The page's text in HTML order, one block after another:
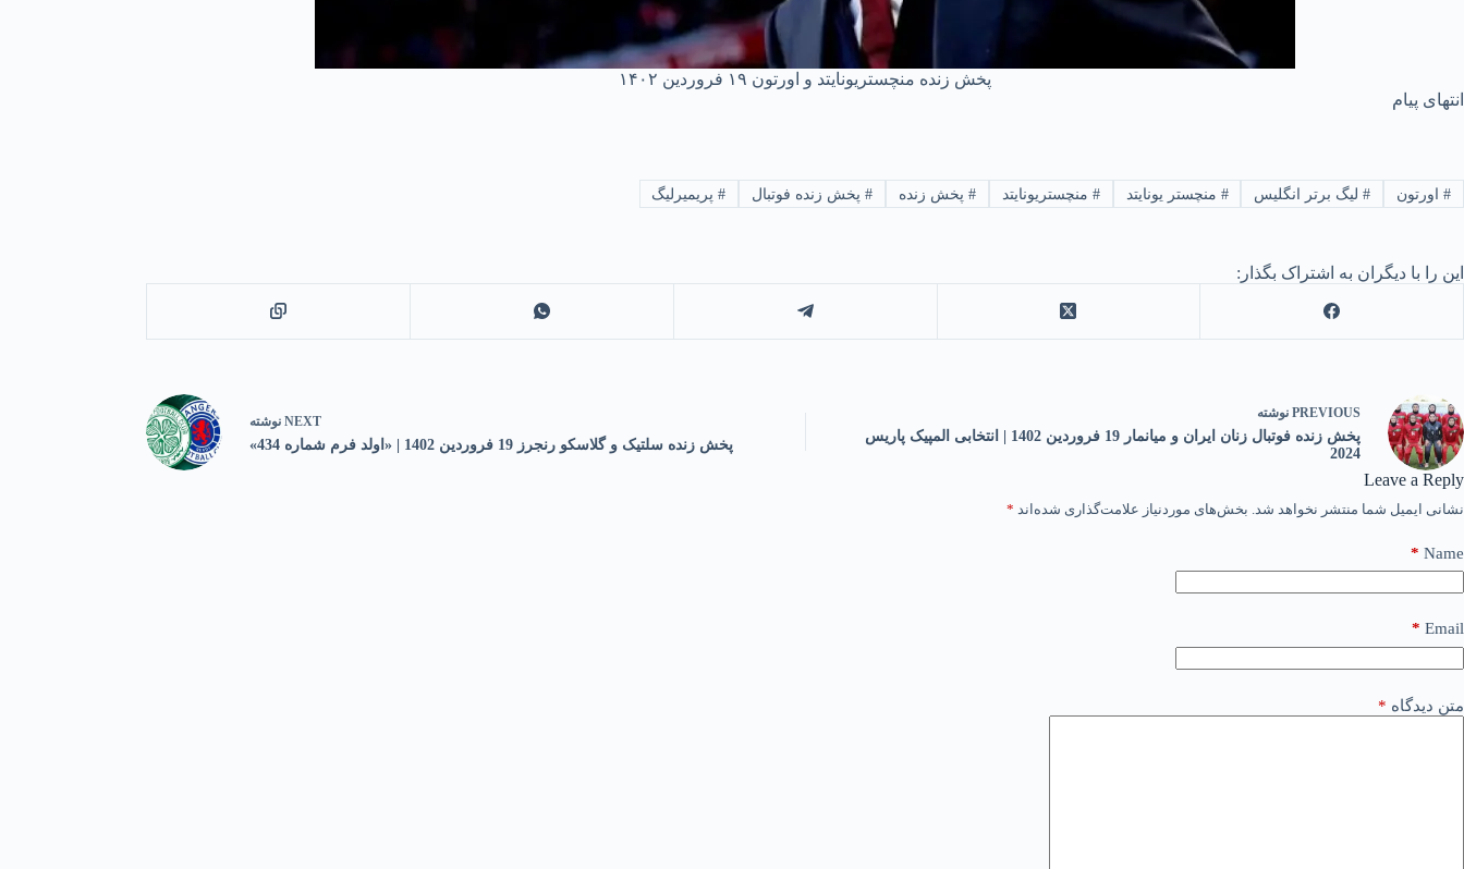
پخش زنده منچستریونایتد و اورتون ۱۹ فروردین ۱۴۰۲
انتهای پیام
#اورتون #لیگ برتر انگلیس # منچستر یونایتد # منچستریونایتد # پخش زنده #پخش زنده فوتبال #پریمیرلیگ
این را با دیگران به اشتراک بگذار:
PREVIOUS نوشته
پخش زنده فوتبال زنان ایران و میانمار 19 فروردین 1402 | انتخابی المپیک پاریس
2024
NEXT نوشته
پخش زنده سلتیک و گلاسکو رنجرز 19 فروردین 1402 | «اولد فرم شماره 434»
Leave a Reply
نشانی ایمیل شما منتشر نخواهد شد. بخش‌های موردنیاز علامت‌گذاری شده‌اند *
Name
*
Email
*
متن دیدگاه *